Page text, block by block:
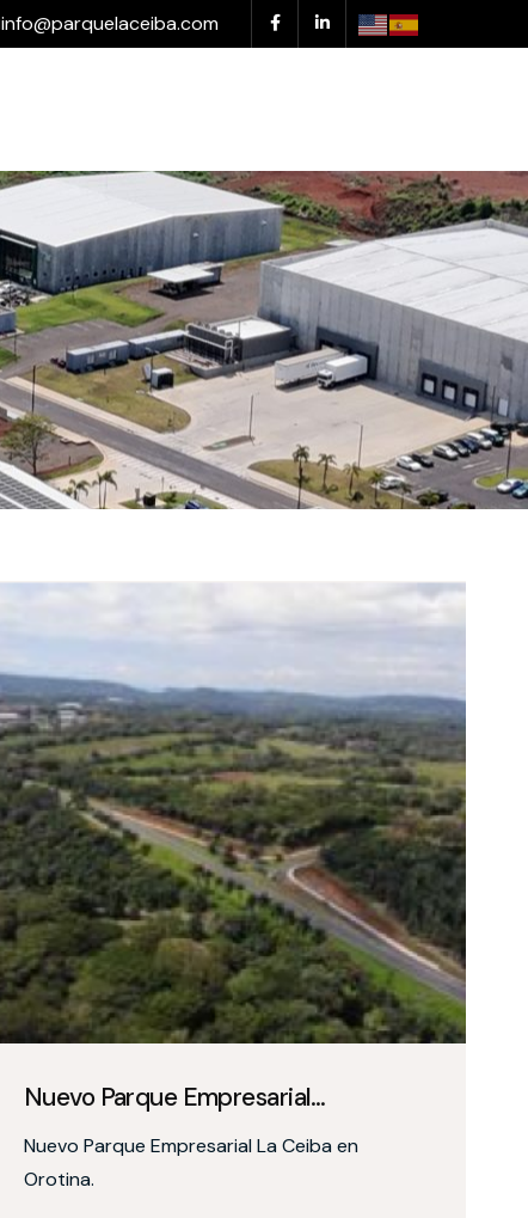
info@parquelaceiba.com
Nuevo Parque Empresarial…
Nuevo Parque Empresarial La Ceiba en
Orotina.